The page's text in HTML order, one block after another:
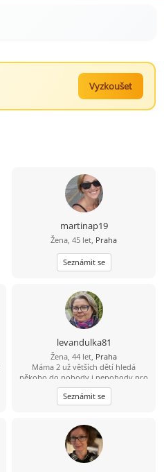
Vyzkoušet
martinap19
Žena, 45 let, Praha
Seznámit se
levandulka81
Žena, 44 let, Praha
Máma 2 už větších dětí hledá
někoho do pohody i nepohody pro
nás 3. Jsem poměrně akční, ale umím
i odpočívat. Ráda bych někoho kdo
chce opravdu vztah a nechce trávit
Seznámit se